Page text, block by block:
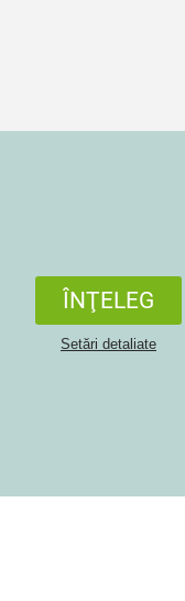
ÎNŢELEG
Setări detaliate